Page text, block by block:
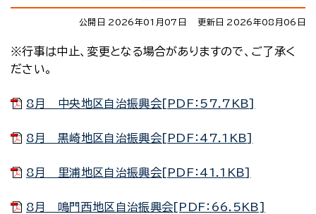
公開日 2026年01月07日 更新日 2026年08月06日
※行事は中止、変更となる場合がありますので、ご了承く
ださい。
8月 中央地区自治振興会[PDF：57.7KB]
8月 黒崎地区自治振興会[PDF：47.1KB]
8月 里浦地区自治振興会[PDF：41.1KB]
8月 鳴門西地区自治振興会[PDF：66.5KB]